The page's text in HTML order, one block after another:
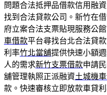
問題合法抵押品借款信用融
找到合法貸款公司。新竹在
府立案合法支票貼現服務公
車借款平台尋找台北合法貸
利率竹北當舖提供快速小額
人的需求新竹支票借款申請
舖管理執照正派融資土城機
款。快速審核立即放款車貸